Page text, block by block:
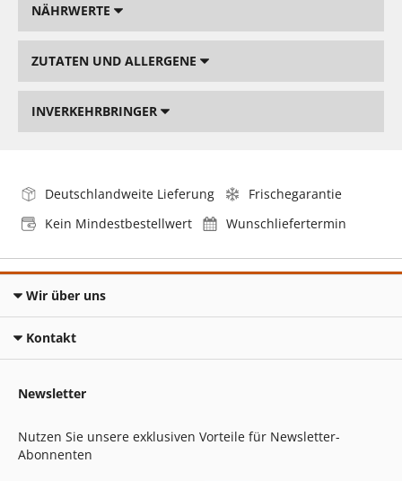
NÄHRWERTE
ZUTATEN UND ALLERGENE
INVERKEHRBRINGER
Deutschlandweite Lieferung
Frischegarantie
Kein Mindestbestellwert
Wunschliefertermin
Wir über uns
Kontakt
Newsletter
Nutzen Sie unsere exklusiven Vorteile für Newsletter-
Abonnenten